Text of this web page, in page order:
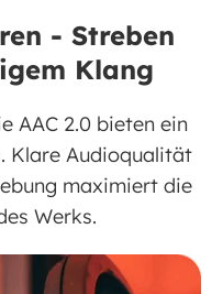
- Streben
Klang
AAC 2.0 bieten ein
Klare Audioqualität
maximiert die
Werks.